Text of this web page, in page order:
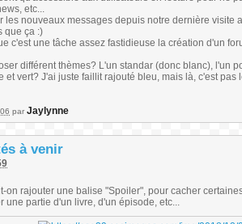
etc...
les nouveaux messages depuis notre dernière visite
que ça :)
c'est une tâche assez fastidieuse la création d'un
différent thèmes? L'un standar (donc blanc), l'un
et vert? J'ai juste faillit rajouté bleu, mais là, c'est
par Jaylynne
à venir
on rajouter une balise "Spoiler", pour cacher
une partie d'un livre, d'un épisode, etc...